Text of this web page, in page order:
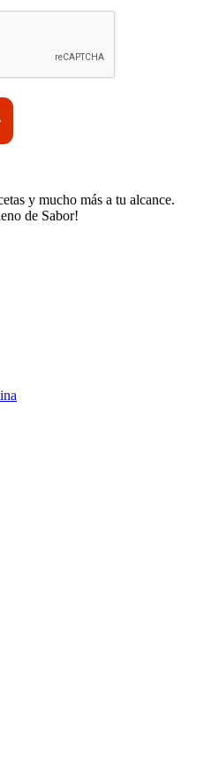
y mucho más a tu alcance.
de Sabor!